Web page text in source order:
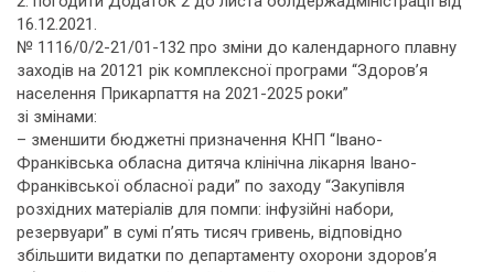
16.12.2021.
№ 1116/0/2-21/01-132 про зміни до календарного плавну
заходів на 20121 рік комплексної програми “Здоров’я
населення Прикарпаття на 2021-2025 роки”
зі змінами:
– зменшити бюджетні призначення КНП “Івано-
Франківська обласна дитяча клінічна лікарня Івано-
Франківської обласної ради” по заходу “Закупівля
розхідних матеріалів для помпи: інфузійні набори,
резервуари” в сумі п’ять тисяч гривень, відповідно
збільшити видатки по департаменту охорони здоров’я